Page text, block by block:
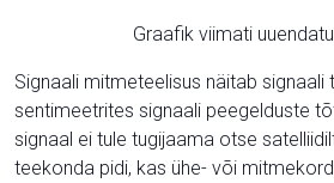
Graafik viimati
Signaali mitmeteelisus näitab
sentimeetrites signaali peegelduste
signaal ei tule tugijaama otse
teekonda pidi, kas ühe- või